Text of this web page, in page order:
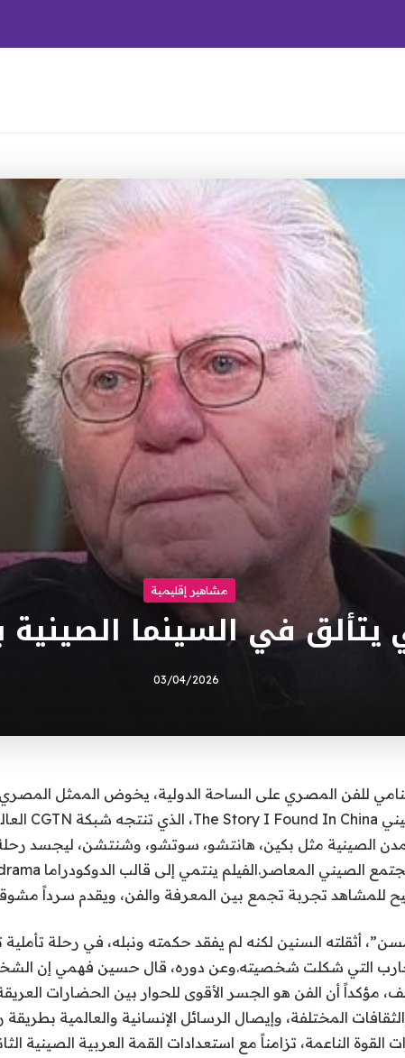
مشاهير إقليمية
في السينما الصينية
03/04/2026
للفن المصري على الساحة الدولية، يخوض الممثل
الصينية مثل بكين، هانتشو، سوتشو، وشنتشن، ليجسد
يتيح للمشاهد تجربة تجمع بين المعرفة والفن، ويقدم سرداً
أثقلته السنين لكنه لم يفقد حكمته ونبله، في رحلة
التي شكلت شخصيته.وعن دوره، قال حسين فهمي إن
مؤكداً أن الفن هو الجسر الأقوى للحوار بين الحضارات
المختلفة، وإيصال الرسائل الإنسانية والعالمية بطريقة